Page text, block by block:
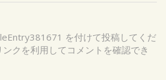
を付けて投稿してくだ
クを利用してコメントを確認でき